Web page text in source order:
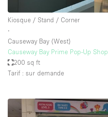
Kiosque / Stand / Corner
∙
Causeway Bay (West)
Causeway Bay Prime Pop-Up Shop
200 sq ft
Tarif : sur demande